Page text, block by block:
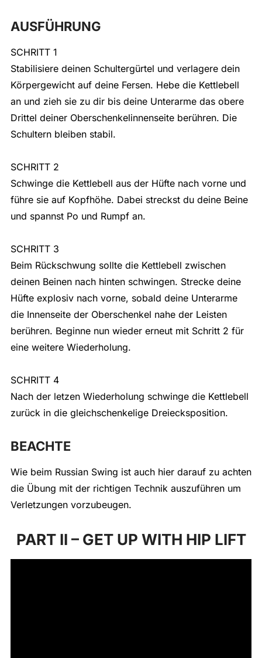
AUSFÜHRUNG
SCHRITT 1
Stabilisiere deinen Schultergürtel und verlagere dein
Körpergewicht auf deine Fersen. Hebe die Kettlebell
an und zieh sie zu dir bis deine Unterarme das obere
Drittel deiner Oberschenkelinnenseite berühren. Die
Schultern bleiben stabil.
SCHRITT 2
Schwinge die Kettlebell aus der Hüfte nach vorne und
führe sie auf Kopfhöhe. Dabei streckst du deine Beine
und spannst Po und Rumpf an.
SCHRITT 3
Beim Rückschwung sollte die Kettlebell zwischen
deinen Beinen nach hinten schwingen. Strecke deine
Hüfte explosiv nach vorne, sobald deine Unterarme
die Innenseite der Oberschenkel nahe der Leisten
berühren. Beginne nun wieder erneut mit Schritt 2 für
eine weitere Wiederholung.
SCHRITT 4
Nach der letzen Wiederholung schwinge die Kettlebell
zurück in die gleichschenkelige Dreiecksposition.
BEACHTE
Wie beim Russian Swing ist auch hier darauf zu achten
die Übung mit der richtigen Technik auszuführen um
Verletzungen vorzubeugen.
PART II – GET UP WITH HIP LIFT